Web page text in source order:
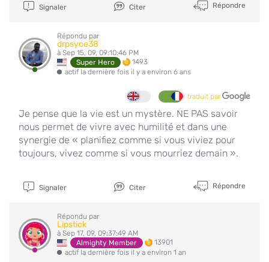
Signaler Citer Répondre
Répondu par
drpsyce38
à Sep 15, 09, 09:10:46 PM
Super Hero
1493
actif la dernière fois il y a environ 6 ans
traduit par
Je pense que la vie est un mystère. NE PAS savoir
nous permet de vivre avec humilité et dans une
synergie de « planifiez comme si vous viviez pour
toujours, vivez comme si vous mourriez demain ».
Signaler Citer Répondre
Répondu par
Lipstick
à Sep 17, 09, 09:37:49 AM
Almighty Member
13901
actif la dernière fois il y a environ 1 an